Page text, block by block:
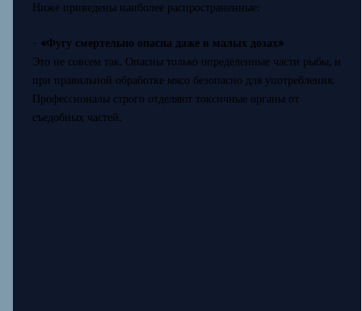
Ниже приведены наиболее распространенные:
- «Фугу смертельно опасна даже в малых дозах»
Это не совсем так. Опасны только определенные части рыбы, и
при правильной обработке мясо безопасно для употребления.
Профессионалы строго отделяют токсичные органы от
съедобных частей.